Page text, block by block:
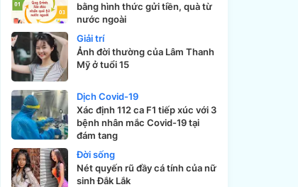
bằng hình thức gửi tiền, quà từ
nước ngoài
Giải trí
Ảnh đời thường của Lâm Thanh
Mỹ ở tuổi 15
Dịch Covid-19
Xác định 112 ca F1 tiếp xúc với 3
bệnh nhân mắc Covid-19 tại
đám tang
Đời sống
Nét quyến rũ đầy cá tính của nữ
sinh Đắk Lắk